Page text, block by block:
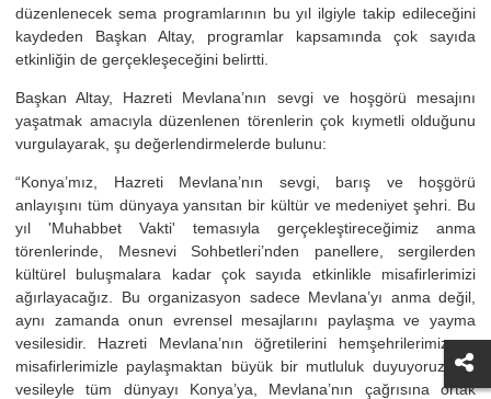
düzenlenecek sema programlarının bu yıl ilgiyle takip edileceğini
kaydeden Başkan Altay, programlar kapsamında çok sayıda
etkinliğin de gerçekleşeceğini belirtti.
Başkan Altay, Hazreti Mevlana’nın sevgi ve hoşgörü mesajını
yaşatmak amacıyla düzenlenen törenlerin çok kıymetli olduğunu
vurgulayarak, şu değerlendirmelerde bulunu:
“Konya’mız, Hazreti Mevlana’nın sevgi, barış ve hoşgörü
anlayışını tüm dünyaya yansıtan bir kültür ve medeniyet şehri. Bu
yıl 'Muhabbet Vakti' temasıyla gerçekleştireceğimiz anma
törenlerinde, Mesnevi Sohbetleri’nden panellere, sergilerden
kültürel buluşmalara kadar çok sayıda etkinlikle misafirlerimizi
ağırlayacağız. Bu organizasyon sadece Mevlana’yı anma değil,
aynı zamanda onun evrensel mesajlarını paylaşma ve yayma
vesilesidir. Hazreti Mevlana’nın öğretilerini hemşehrilerimiz ve
misafirlerimizle paylaşmaktan büyük bir mutluluk duyuyoruz. Bu
vesileyle tüm dünyayı Konya’ya, Mevlana’nın çağrısına ortak